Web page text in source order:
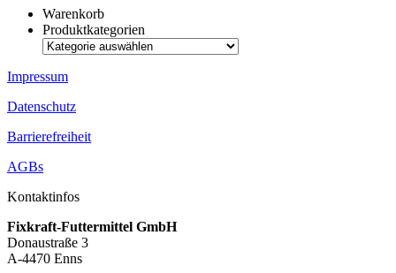
Warenkorb
Produktkategorien
Impressum
Datenschutz
Barrierefreiheit
AGBs
Kontaktinfos
Fixkraft-Futtermittel GmbH
Donaustraße 3
A-4470 Enns